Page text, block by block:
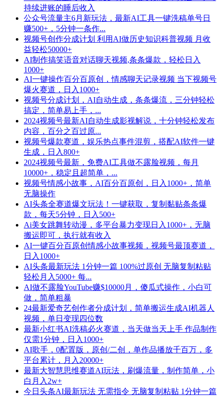
持续进账的睡后收入
公众号流量主6月新玩法，最新AI工具一键洗稿单号日
赚500+，5分钟一条作...
视频号创作分成计划 利用AI做历史知识科普视频 月收
益轻松50000+
AI制作搞笑语音对话聊天视频,条条爆款，轻松日入
1000+
AI一键操作百分百原创，情感聊天记录视频 当下视频号
爆火赛道，日入1000+
视频号分成计划，AI自动生成，条条爆流，三分钟轻松
搞定，简单易上手，...
2024视频号最新AI自动生成影视解说，十分钟轻松发布
内容，百分之百过原...
视频号爆款赛道，娱乐热点事件混剪，搭配AI软件一键
生成，日入800+
2024视频号最新，免费AI工具做不露脸视频，每月
10000+，稳定且超简单，...
视频号情感小故事，AI百分百原创，日入1000+，简单
无脑操作
AI头条全赛道爆文玩法！一键获取，复制黏贴条条爆
款，每天5分钟，日入500+
Ai美女跳舞转动漫，多平台暴力变现日入1000+，无脑
搬运即可，执行就有收入
AI一键百分百原创情感小故事视频，视频号最顶赛道，
日入1000+
AI头条最新玩法 1分钟一篇 100%过原创 无脑复制粘贴
轻松月入5000+ 每...
AI做不露脸YouTube赚$10000月，傻瓜式操作，小白可
做，简单粗暴
24最新爱奇艺创作者分成计划，简单搬运生成AI机器人
视频，单日变现四位数
最新小红书AI洗稿必火赛道，当天做当天上手 作品制作
仅需1分钟，日入1000+
AI歌手，0配置版，原创/二创，单作品播放千百万，多
平台累计，月入20000+
最新大智慧思维赛道AI玩法，刷爆流量，制作简单，小
白月入2w+
今日头条AI最新玩法 无需指令 无脑复制粘贴 1分钟一篇